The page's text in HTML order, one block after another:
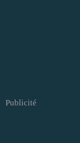
Publicité